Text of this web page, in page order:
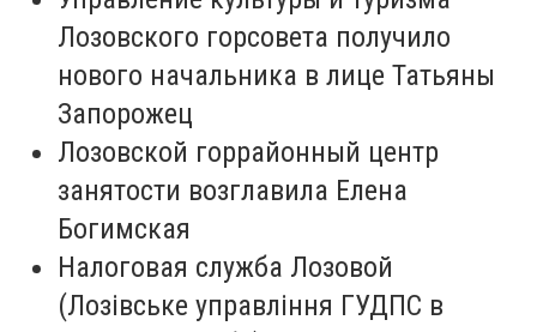
Лозовского горсовета получило
нового начальника в лице Татьяны
Запорожец
Лозовской горрайонный центр
занятости возглавила Елена
Богимская
Налоговая служба Лозовой
(Лозівське управління ГУДПС в